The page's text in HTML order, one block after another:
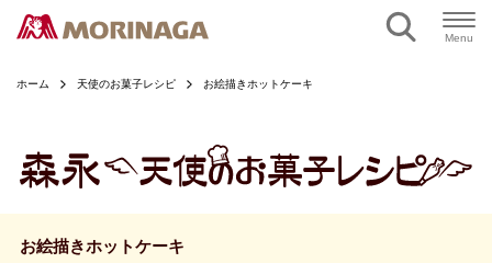
Menu
ホーム 天使のお菓子レシピ お絵描きホットケーキ
お絵描きホットケーキ